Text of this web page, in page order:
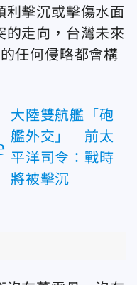
利擊沉或擊傷水面
的走向，台灣未來
任何侵略都會構
大陸雙航艦「砲
艦外交」 前太
平洋司令：戰時
將被擊沉